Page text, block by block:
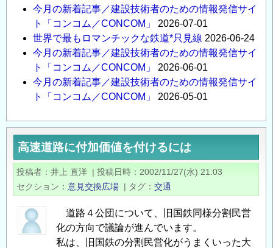
今月の新着記事／建設技術者のための情報発信サイ
ト「コンコム／CONCOM」
2026-07-01
世界で最もロマンチックな鉄道*只見線 2026-06-24
今月の新着記事／建設技術者のための情報発信サイ
ト「コンコム／CONCOM」
2026-06-01
今月の新着記事／建設技術者のための情報発信サイ
ト「コンコム／CONCOM」
2026-05-01
高速道路に付加価値を付けるには
投稿者 井上 直洋 | 投稿日時
2002/11/27(水) 21:03
セクション
意見交換広場 | タグ 交通
道路４公団について、旧国鉄同様分割民営
化の方向で議論が進んでいます。
私は、旧国鉄の分割民営化がうまくいった大